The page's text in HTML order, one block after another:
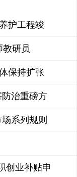
护工程竣
研员
保持扩张
治重磅方
系列规则
创业补贴申